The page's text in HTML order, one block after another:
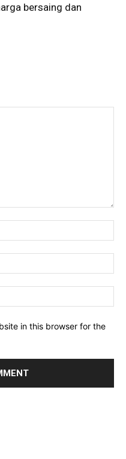
bersaing dan
in this browser for the